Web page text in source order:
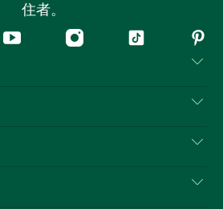
住者。
Youtube Instagram抖